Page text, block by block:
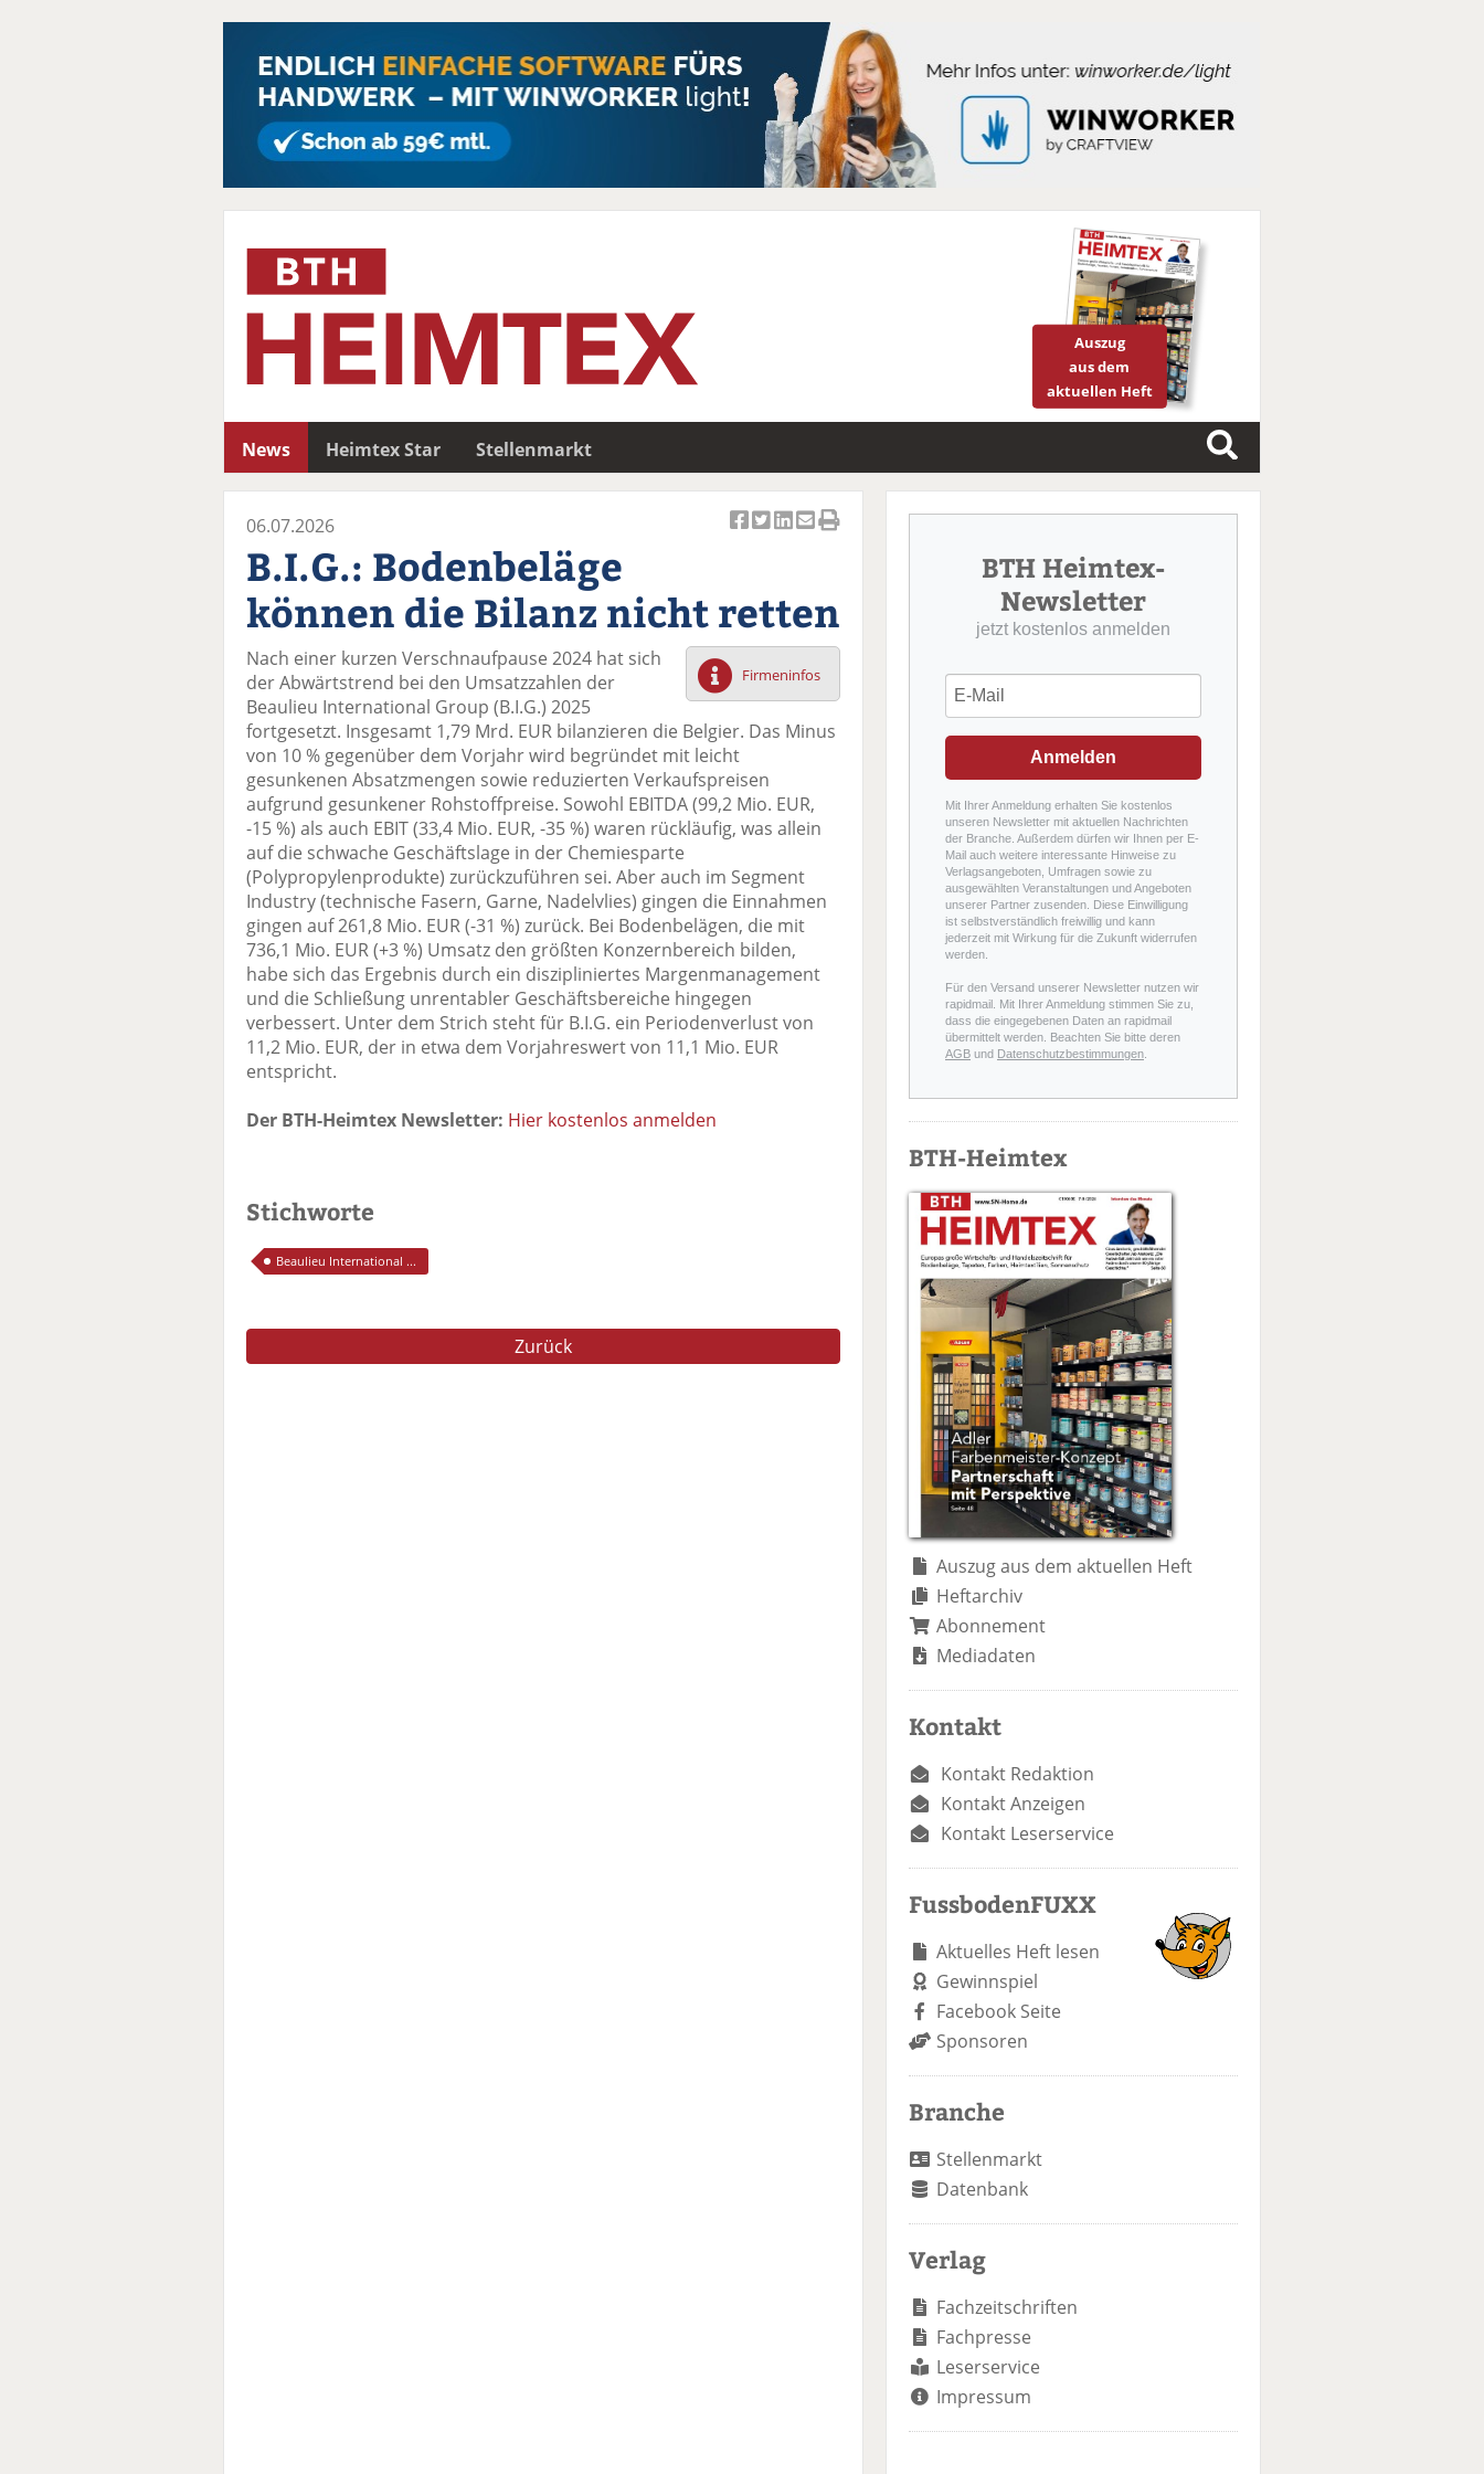
Auszug
aus dem
aktuellen Heft
News Heimtex Star
Stellenmarkt
S
u
c
el
a
uf
F
e
b
o
o
k
il
e
n
el
t
wi
tt
n
el
a
uf
Li
k
n
te
e
n
el
p
er
E
ai
er
se
d
e
n
el
D
ru
ck
n
06.07.2026
B.I.G.: Bodenbeläge
können die Bilanz nicht retten
Firmeninfos
Nach einer kurzen Verschnaufpause 2024 hat sich
der Abwärtstrend bei den Umsatzzahlen der
Beaulieu International Group (B.I.G.) 2025
fortgesetzt. Insgesamt 1,79 Mrd. EUR bilanzieren die Belgier. Das Minus
von 10 % gegenüber dem Vorjahr wird begründet mit leicht
gesunkenen Absatzmengen sowie reduzierten Verkaufspreisen
aufgrund gesunkener Rohstoffpreise. Sowohl EBITDA (99,2 Mio. EUR,
-15 %) als auch EBIT (33,4 Mio. EUR, -35 %) waren rückläufig, was allein
auf die schwache Geschäftslage in der Chemiesparte
(Polypropylenprodukte) zurückzuführen sei. Aber auch im Segment
Industry (technische Fasern, Garne, Nadelvlies) gingen die Einnahmen
gingen auf 261,8 Mio. EUR (-31 %) zurück. Bei Bodenbelägen, die mit
736,1 Mio. EUR (+3 %) Umsatz den größten Konzernbereich bilden,
habe sich das Ergebnis durch ein diszipliniertes Margenmanagement
und die Schließung unrentabler Geschäftsbereiche hingegen
verbessert. Unter dem Strich steht für B.I.G. ein Periodenverlust von
11,2 Mio. EUR, der in etwa dem Vorjahreswert von 11,1 Mio. EUR
entspricht.
Der BTH-Heimtex Newsletter: Hier kostenlos anmelden
Stichworte
Beaulieu International ...
Zurück
BTH Heimtex-
Newsletter
jetzt kostenlos anmelden
Anmelden
Mit Ihrer Anmeldung erhalten Sie kostenlos
unseren Newsletter mit aktuellen Nachrichten
der Branche. Außerdem dürfen wir Ihnen per E-
Mail auch weitere interessante Hinweise zu
Verlagsangeboten, Umfragen sowie zu
ausgewählten Veranstaltungen und Angeboten
unserer Partner zusenden. Diese Einwilligung
ist selbstverständlich freiwillig und kann
jederzeit mit Wirkung für die Zukunft widerrufen
werden.
Für den Versand unserer Newsletter nutzen wir
rapidmail. Mit Ihrer Anmeldung stimmen Sie zu,
dass die eingegebenen Daten an rapidmail
übermittelt werden. Beachten Sie bitte deren
AGB und Datenschutzbestimmungen
BTH-Heimtex
Auszug aus dem aktuellen Heft
Heftarchiv
Abonnement
Mediadaten
Kontakt
Kontakt Redaktion
Kontakt Anzeigen
Kontakt Leserservice
FussbodenFUXX
Aktuelles Heft lesen
Gewinnspiel
Facebook Seite
Sponsoren
Branche
Stellenmarkt
Datenbank
Verlag
Fachzeitschriften
Fachpresse
Leserservice
Impressum